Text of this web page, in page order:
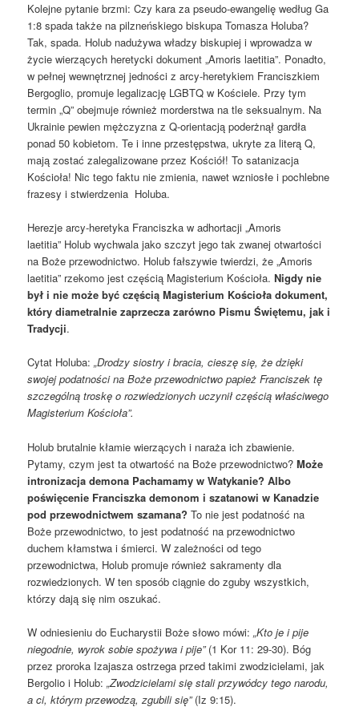
Kolejne pytanie brzmi: Czy kara za pseudo-ewangelię według Ga
1:8 spada także na pilzneńskiego biskupa Tomasza Holuba?
Tak, spada. Holub nadużywa władzy biskupiej i wprowadza w
życie wierzących heretycki dokument „Amoris laetitia”. Ponadto,
w pełnej wewnętrznej jedności z arcy-heretykiem Franciszkiem
Bergoglio, promuje legalizację LGBTQ w Kościele. Przy tym
termin „Q” obejmuje również morderstwa na tle seksualnym. Na
Ukrainie pewien mężczyzna z Q-orientacją poderżnął gardła
ponad 50 kobietom. Te i inne przestępstwa, ukryte za literą Q,
mają zostać zalegalizowane przez Kościół! To satanizacja
Kościoła! Nic tego faktu nie zmienia, nawet wzniosłe i pochlebne
frazesy i stwierdzenia Holuba.
Herezje arcy-heretyka Franciszka w adhortacji „Amoris
laetitia” Holub wychwala jako szczyt jego tak zwanej otwartości
na Boże przewodnictwo. Holub fałszywie twierdzi, że „Amoris
laetitia” rzekomo jest częścią Magisterium Kościoła.Nigdy nie
był i nie może być częścią Magisterium Kościoła dokument,
który diametralnie zaprzecza zarówno Pismu Świętemu, jak i
Tradycji.
Cytat Holuba:„Drodzy siostry i bracia, cieszę się, że dzięki
swojej podatności na Boże przewodnictwo papież Franciszek tę
szczególną troskę o rozwiedzionych uczynił częścią właściwego
Magisterium Kościoła”.
Holub brutalnie kłamie wierzących i naraża ich zbawienie.
Pytamy, czym jest ta otwartość na Boże przewodnictwo?Może
intronizacja demona Pachamamy w Watykanie? Albo
poświęcenie Franciszka demonom i szatanowi w Kanadzie
pod przewodnictwem szamana?To nie jest podatność na
Boże przewodnictwo, to jest podatność na przewodnictwo
duchem kłamstwa i śmierci. W zależności od tego
przewodnictwa, Holub promuje również sakramenty dla
rozwiedzionych. W ten sposób ciągnie do zguby wszystkich,
którzy dają się nim oszukać.
W odniesieniu do Eucharystii Boże słowo mówi:„Kto je i pije
niegodnie, wyrok sobie spożywa i pije”(1 Kor 11: 29-30). Bóg
przez proroka Izajasza ostrzega przed takimi zwodzicielami, jak
Bergolio i Holub:„Zwodzicielami się stali przywódcy tego narodu,
a ci, którym przewodzą, zgubili się” (Iz 9:15).